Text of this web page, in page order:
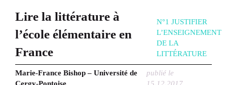
Lire la littérature à
l’école élémentaire en
France
N°1 JUSTIFIER
L’ENSEIGNEMENT
DE LA
LITTÉRATURE
Marie-France Bishop – Université de
publié le